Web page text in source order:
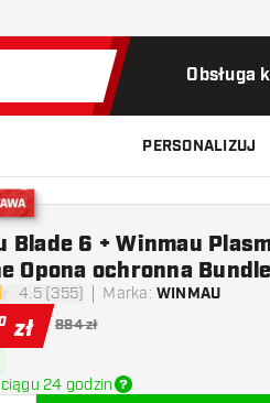
Obsługa
PERSONALIZUJ
oceny
4.5 (355) Marka: WINMAU
Blade 6 + Winmau
Opona ochronna Bundle
zł
884 zł
24 godzin